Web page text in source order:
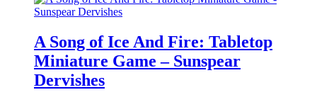
A Song of Ice And Fire: Tabletop
Miniature Game – Sunspear
Dervishes